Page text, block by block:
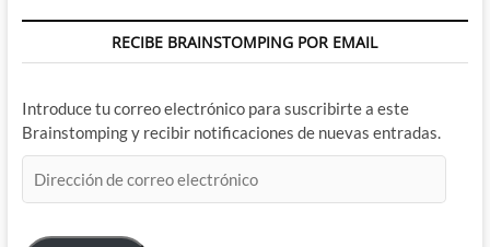
RECIBE BRAINSTOMPING POR EMAIL
Introduce tu correo electrónico para suscribirte a este
Brainstomping y recibir notificaciones de nuevas entradas.
de
electrónico